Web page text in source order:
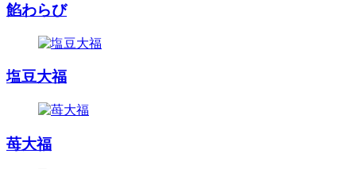
餡わらび
塩豆大福
苺大福